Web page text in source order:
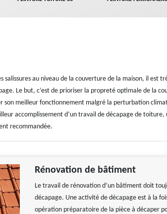
au niveau de la couverture de la maison, il est
Le but, c’est de prioriser la propreté optimale de la
son meilleur fonctionnement malgré la perturbation
accomplissement d’un travail de décapage de
recommandée.
Rénovation de bâtiment
Le travail de rénovation d’un bâtiment doit
décapage. Une activité de décapage est à la
opération préparatoire de la pièce à décaper